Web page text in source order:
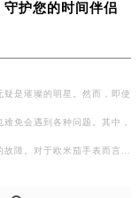
护您的时间伴侣
是璀璨的明星。然而，即使
免会遇到各种问题。其中，
障。对于欧米茄手表而言，